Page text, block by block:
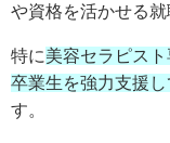
や資格を活かせる就
特に美容セラピス
卒業生を強力支援
す。